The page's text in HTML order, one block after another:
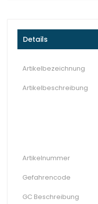
Details
Artikelbezeichnung
Artikelbeschreibung
Artikelnummer
Gefahrencode
GC Beschreibung